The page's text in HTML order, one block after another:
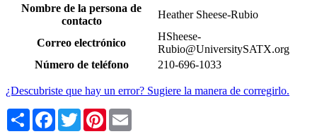
Nombre de la persona de
contacto
Heather Sheese-Rubio
Correo electrónico
HSheese-
Rubio@UniversitySATX.org
Número de teléfono
210-696-1033
¿Descubriste que hay un error? Sugiere la manera de corregirlo.
Share Facebook
TwitterPinterest